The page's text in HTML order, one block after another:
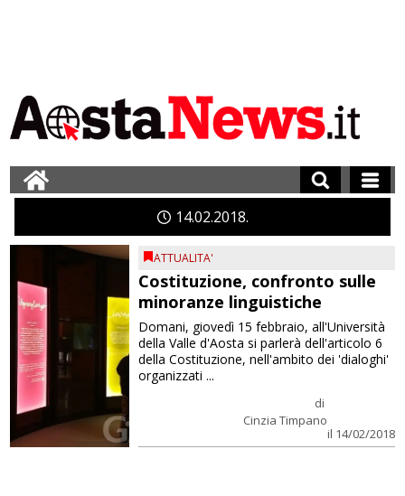
1402 2018
ATTUALITA'
Costituzione, confronto sulle
minoranze linguistiche
di
Cinzia Timpano
il 14/02/2018
Domani, giovedì 15 febbraio, all'Università
della Valle d'Aosta si parlerà dell'articolo 6
della Costituzione, nell'ambito dei 'dialoghi'
organizzati ...